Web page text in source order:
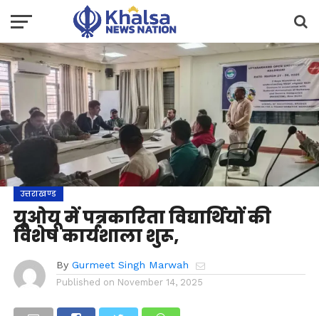
उत्तराखण्ड
यूओयू में पत्रकारिता विद्यार्थियों की
विशेष कार्यशाला शुरू,
By Gurmeet Singh Marwah
Published on November 14, 2025